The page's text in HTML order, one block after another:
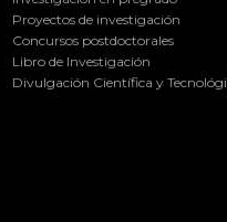
Proyectos de investigación
Concursos postdoctorales
Libro de Investigación
Divulgación Científica y